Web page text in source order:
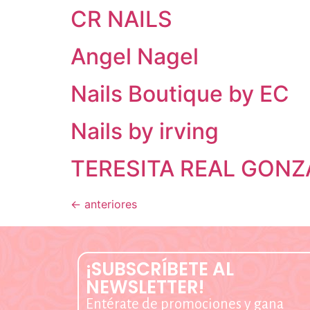
CR NAILS
Angel Nagel
Nails Boutique by EC
Nails by irving
TERESITA REAL
← anteriores
¡SUBSCRÍBETE AL
NEWSLETTER!
Entérate de promociones y gana